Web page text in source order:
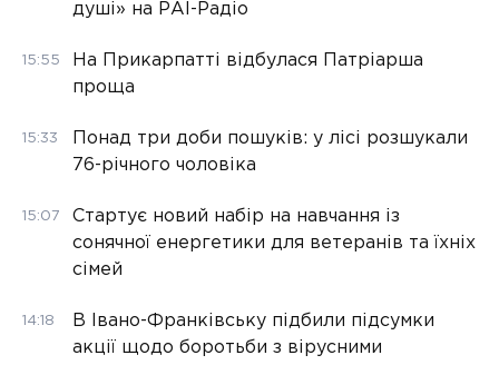
душі» на РАІ-Радіо
15:55
На Прикарпатті відбулася Патріарша
проща
15:33
Понад три доби пошуків: у лісі розшукали
76-річного чоловіка
15:07
Стартує новий набір на навчання із
сонячної енергетики для ветеранів та їхніх
сімей
14:18
В Івано-Франківську підбили підсумки
акції щодо боротьби з вірусними